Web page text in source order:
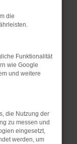
einem
Stand
ein
dazu
die
Funktionalität
wie Google
und weitere
die Nutzung der
zu messen und
eingesetzt,
werden, um